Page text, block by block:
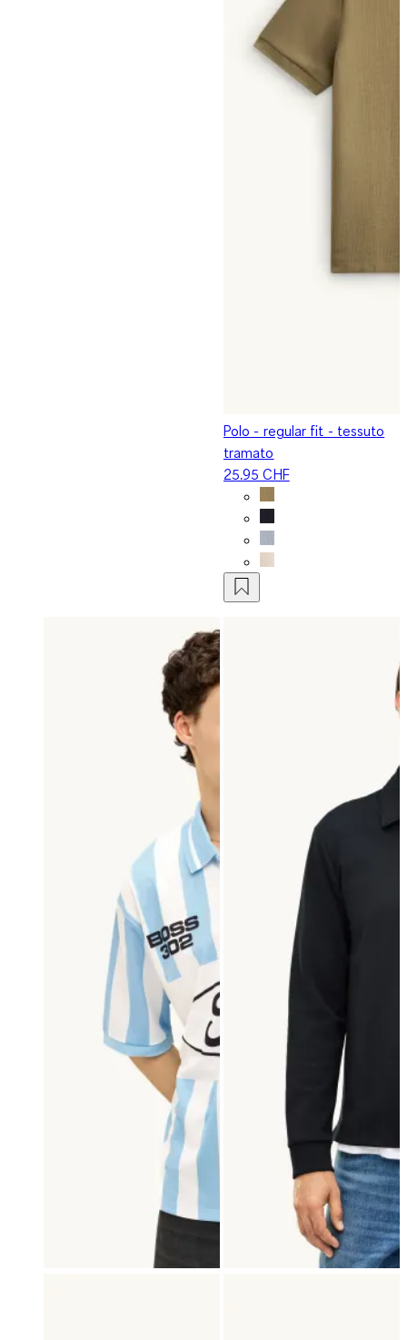
Polo - regular fit - tessuto
tramato
25.95 CHF